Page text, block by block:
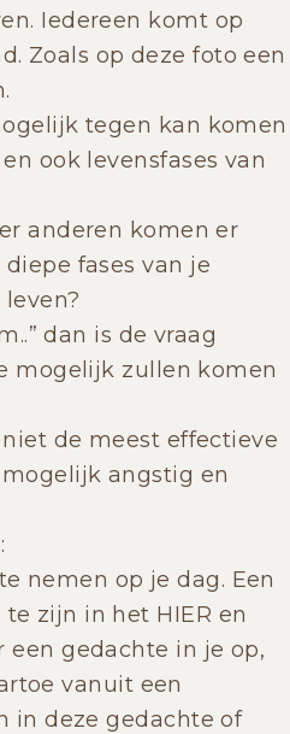
Iedereen komt op
Zoals op deze foto een
tegen kan komen
ook levensfases van
anderen komen er
fases van je
dan is de vraag
mogelijk zullen komen
de meest effectieve
angstig en
nemen op je dag. Een
zijn in het HIER en
een gedachte in je op,
vanuit een
in deze gedachte of